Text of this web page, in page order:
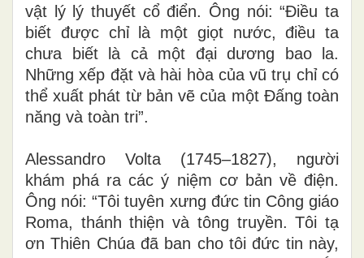
vật lý lý thuyết cổ điển. Ông nói: “Điều ta
biết được chỉ là một giọt nước, điều ta
chưa biết là cả một đại dương bao la.
Những xếp đặt và hài hòa của vũ trụ chỉ có
thể xuất phát từ bản vẽ của một Đấng toàn
năng và toàn tri”.
Alessandro Volta (1745–1827), người
khám phá ra các ý niệm cơ bản về điện.
Ông nói: “Tôi tuyên xưng đức tin Công giáo
Roma, thánh thiện và tông truyền. Tôi tạ
ơn Thiên Chúa đã ban cho tôi đức tin này,